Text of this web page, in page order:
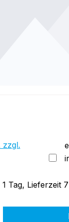
zzgl.
Tag, Lieferzeit
Gib